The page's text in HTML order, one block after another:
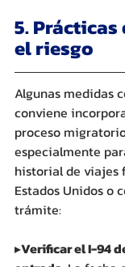
5.
el riesgo
Algunas medidas
conviene
proceso
especialmente
historial de viajes
Estados Unidos o
trámite:
▸Verificar el I-94